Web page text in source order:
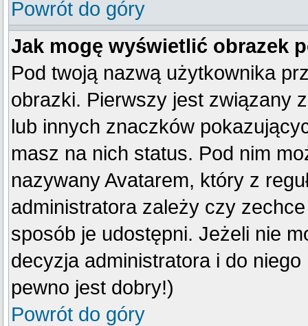
Powrót do góry
Jak mogę wyświetlić obrazek
Pod twoją nazwą użytkownika
obrazki. Pierwszy jest związany
lub innych znaczków
masz na nich status. Pod nim
nazywany Avatarem, który z
administratora zależy czy
sposób je udostępni. Jeżeli nie
decyzja administratora i do
pewno jest dobry!)
Powrót do góry